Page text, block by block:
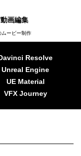
画編集
ムービー制作
Resolve
Unreal Engine
UE Material
VFX Journey